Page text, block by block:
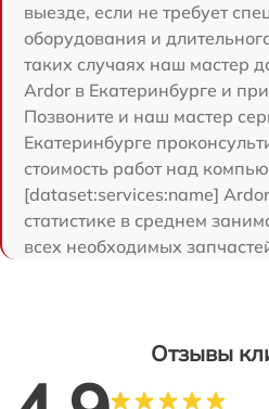
выезде, если не требует
оборудования и
таких случаях наш мастер
Ardor в Екатеринбурге и
Позвоните и наш мастер
Екатеринбурге
стоимость работ над
[dataset:services:name]
статистике в среднем
всех необходимых
Отзывы